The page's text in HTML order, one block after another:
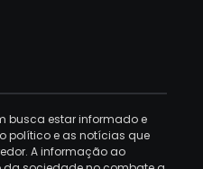
busca estar informado e
político e as notícias que
A informação ao